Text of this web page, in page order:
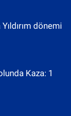
dönemi
Kaza: 1